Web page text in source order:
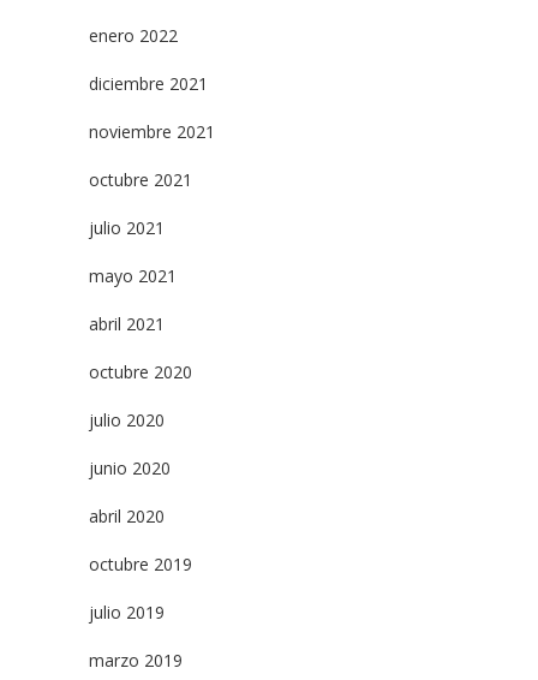
enero 2022
diciembre 2021
noviembre 2021
octubre 2021
julio 2021
mayo 2021
abril 2021
octubre 2020
julio 2020
junio 2020
abril 2020
octubre 2019
julio 2019
marzo 2019